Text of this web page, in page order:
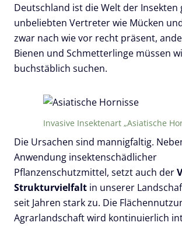
Deutschland ist die Welt der Insekten
unbeliebten Vertreter wie Mücken
zwar nach wie vor recht präsent,
Bienen und Schmetterlinge müssen
buchstäblich suchen.
Invasive Insektenart „Asiatische
Die Ursachen sind mannigfaltig.
Anwendung insektenschädlicher
Pflanzenschutzmittel, setzt auch der
Strukturvielfalt in unserer
seit Jahren stark zu. Die
Agrarlandschaft wird kontinuierlich